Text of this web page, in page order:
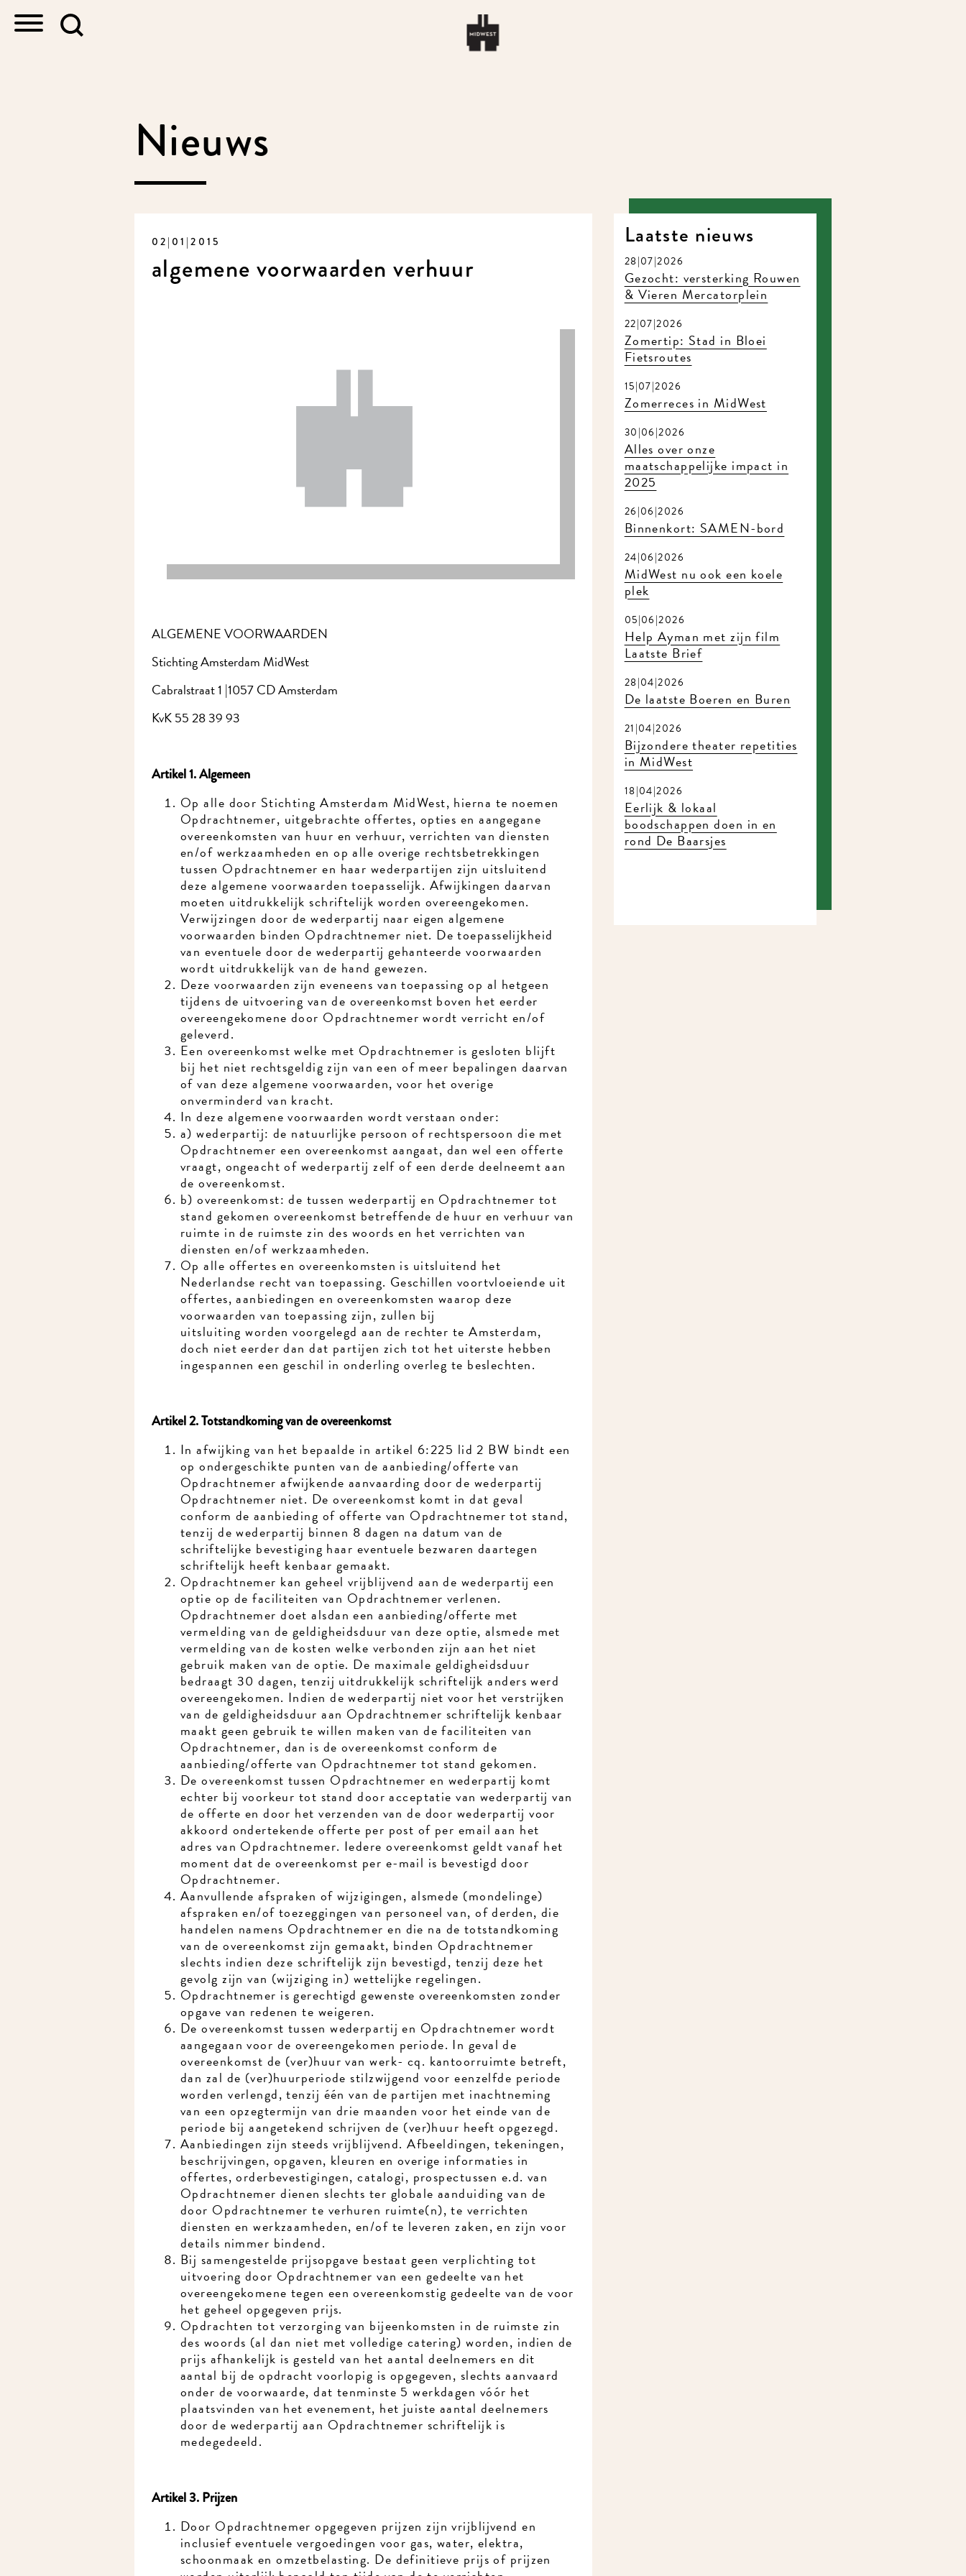
Nieuws
02|01|2015
algemene voorwaarden verhuur
ALGEMENE VOORWAARDEN
Stichting Amsterdam MidWest
Cabralstraat 1 |1057 CD Amsterdam
KvK 55 28 39 93
Artikel 1. Algemeen
Op alle door Stichting Amsterdam MidWest, hierna te noemen
Opdrachtnemer, uitgebrachte offertes, opties en aangegane
overeenkomsten van huur en verhuur, verrichten van diensten
en/of werkzaamheden en op alle overige rechtsbetrekkingen
tussen Opdrachtnemer en haar wederpartijen zijn uitsluitend
deze algemene voorwaarden toepasselijk. Afwijkingen daarvan
moeten uitdrukkelijk schriftelijk worden overeengekomen.
Verwijzingen door de wederpartij naar eigen algemene
voorwaarden binden Opdrachtnemer niet. De toepasselijkheid
van eventuele door de wederpartij gehanteerde voorwaarden
wordt uitdrukkelijk van de hand gewezen.
Deze voorwaarden zijn eveneens van toepassing op al hetgeen
tijdens de uitvoering van de overeenkomst boven het eerder
overeengekomene door Opdrachtnemer wordt verricht en/of
geleverd.
Een overeenkomst welke met Opdrachtnemer is gesloten blijft
bij het niet rechtsgeldig zijn van een of meer bepalingen daarvan
of van deze algemene voorwaarden, voor het overige
onverminderd van kracht.
In deze algemene voorwaarden wordt verstaan onder:
a) wederpartij: de natuurlijke persoon of rechtspersoon die met
Opdrachtnemer een overeenkomst aangaat, dan wel een offerte
vraagt, ongeacht of wederpartij zelf of een derde deelneemt aan
de overeenkomst.
b) overeenkomst: de tussen wederpartij en Opdrachtnemer tot
stand gekomen overeenkomst betreffende de huur en verhuur van
ruimte in de ruimste zin des woords en het verrichten van
diensten en/of werkzaamheden.
Op alle offertes en overeenkomsten is uitsluitend het
Nederlandse recht van toepassing. Geschillen voortvloeiende uit
offertes, aanbiedingen en overeenkomsten waarop deze
voorwaarden van toepassing zijn, zullen bij
uitsluiting worden voorgelegd aan de rechter te Amsterdam,
doch niet eerder dan dat partijen zich tot het uiterste hebben
ingespannen een geschil in onderling overleg te beslechten.
Artikel 2. Totstandkoming van de overeenkomst
In afwijking van het bepaalde in artikel 6:225 lid 2 BW bindt een
op ondergeschikte punten van de aanbieding/offerte van
Opdrachtnemer afwijkende aanvaarding door de wederpartij
Opdrachtnemer niet. De overeenkomst komt in dat geval
conform de aanbieding of offerte van Opdrachtnemer tot stand,
tenzij de wederpartij binnen 8 dagen na datum van de
schriftelijke bevestiging haar eventuele bezwaren daartegen
schriftelijk heeft kenbaar gemaakt.
Opdrachtnemer kan geheel vrijblijvend aan de wederpartij een
optie op de faciliteiten van Opdrachtnemer verlenen.
Opdrachtnemer doet alsdan een aanbieding/offerte met
vermelding van de geldigheidsduur van deze optie, alsmede met
vermelding van de kosten welke verbonden zijn aan het niet
gebruik maken van de optie. De maximale geldigheidsduur
bedraagt 30 dagen, tenzij uitdrukkelijk schriftelijk anders werd
overeengekomen. Indien de wederpartij niet voor het verstrijken
van de geldigheidsduur aan Opdrachtnemer schriftelijk kenbaar
maakt geen gebruik te willen maken van de faciliteiten van
Opdrachtnemer, dan is de overeenkomst conform de
aanbieding/offerte van Opdrachtnemer tot stand gekomen.
De overeenkomst tussen Opdrachtnemer en wederpartij komt
echter bij voorkeur tot stand door acceptatie van wederpartij van
de offerte en door het verzenden van de door wederpartij voor
akkoord ondertekende offerte per post of per email aan het
adres van Opdrachtnemer. Iedere overeenkomst geldt vanaf het
moment dat de overeenkomst per e-mail is bevestigd door
Opdrachtnemer.
Aanvullende afspraken of wijzigingen, alsmede (mondelinge)
afspraken en/of toezeggingen van personeel van, of derden, die
handelen namens Opdrachtnemer en die na de totstandkoming
van de overeenkomst zijn gemaakt, binden Opdrachtnemer
slechts indien deze schriftelijk zijn bevestigd, tenzij deze het
gevolg zijn van (wijziging in) wettelijke regelingen.
Opdrachtnemer is gerechtigd gewenste overeenkomsten zonder
opgave van redenen te weigeren.
De overeenkomst tussen wederpartij en Opdrachtnemer wordt
aangegaan voor de overeengekomen periode. In geval de
overeenkomst de (ver)huur van werk- cq. kantoorruimte betreft,
dan zal de (ver)huurperiode stilzwijgend voor eenzelfde periode
worden verlengd, tenzij één van de partijen met inachtneming
van een opzegtermijn van drie maanden voor het einde van de
periode bij aangetekend schrijven de (ver)huur heeft opgezegd.
Aanbiedingen zijn steeds vrijblijvend. Afbeeldingen, tekeningen,
beschrijvingen, opgaven, kleuren en overige informaties in
offertes, orderbevestigingen, catalogi, prospectussen e.d. van
Opdrachtnemer dienen slechts ter globale aanduiding van de
door Opdrachtnemer te verhuren ruimte(n), te verrichten
diensten en werkzaamheden, en/of te leveren zaken, en zijn voor
details nimmer bindend.
Bij samengestelde prijsopgave bestaat geen verplichting tot
uitvoering door Opdrachtnemer van een gedeelte van het
overeengekomene tegen een overeenkomstig gedeelte van de voor
het geheel opgegeven prijs.
Opdrachten tot verzorging van bijeenkomsten in de ruimste zin
des woords (al dan niet met volledige catering) worden, indien de
prijs afhankelijk is gesteld van het aantal deelnemers en dit
aantal bij de opdracht voorlopig is opgegeven, slechts aanvaard
onder de voorwaarde, dat tenminste 5 werkdagen vóór het
plaatsvinden van het evenement, het juiste aantal deelnemers
door de wederpartij aan Opdrachtnemer schriftelijk is
medegedeeld.
Artikel 3. Prijzen
Door Opdrachtnemer opgegeven prijzen zijn vrijblijvend en
inclusief eventuele vergoedingen voor gas, water, elektra,
schoonmaak en omzetbelasting. De definitieve prijs of prijzen
Laatste nieuws
28|07|2026
Gezocht: versterking Rouwen
& Vieren Mercatorplein
22|07|2026
Zomertip: Stad in Bloei
Fietsroutes
15|07|2026
Zomerreces in MidWest
30|06|2026
Alles over onze
maatschappelijke impact in
2025
26|06|2026
Binnenkort: SAMEN-bord
24|06|2026
MidWest nu ook een koele
plek
05|06|2026
Help Ayman met zijn film
Laatste Brief
28|04|2026
De laatste Boeren en Buren
21|04|2026
Bijzondere theater repetities
in MidWest
18|04|2026
Eerlijk & lokaal
boodschappen doen in en
rond De Baarsjes
Ik wil MidWest-nieuws!
Meld je aan voor onze nieuwsbrief en mis nooit meer iets in MidWest.